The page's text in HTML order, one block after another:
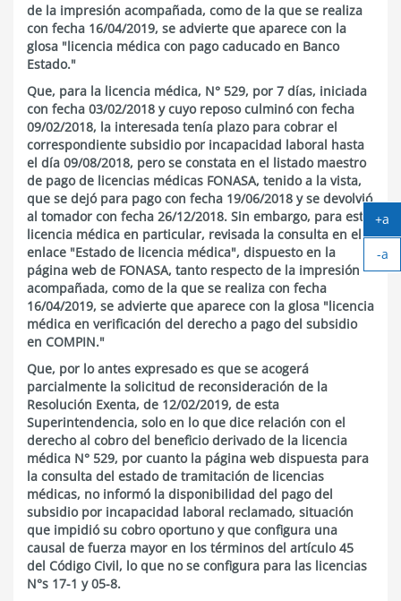
de la impresión acompañada, como de la que se realiza
con fecha 16/04/2019, se advierte que aparece con la
glosa "licencia médica con pago caducado en Banco
Estado."
Que, para la licencia médica, N° 529, por 7 días, iniciada
con fecha 03/02/2018 y cuyo reposo culminó con fecha
09/02/2018, la interesada tenía plazo para cobrar el
correspondiente subsidio por incapacidad laboral hasta
el día 09/08/2018, pero se constata en el listado maestro
de pago de licencias médicas FONASA, tenido a la vista,
que se dejó para pago con fecha 19/06/2018 y se devolvió
al tomador con fecha 26/12/2018. Sin embargo, para esta
licencia médica en particular, revisada la consulta en el
enlace "Estado de licencia médica", dispuesto en la
página web de FONASA, tanto respecto de la impresión
acompañada, como de la que se realiza con fecha
16/04/2019, se advierte que aparece con la glosa "licencia
médica en verificación del derecho a pago del subsidio
en COMPIN."
Que, por lo antes expresado es que se acogerá
parcialmente la solicitud de reconsideración de la
Resolución Exenta, de 12/02/2019, de esta
Superintendencia, solo en lo que dice relación con el
derecho al cobro del beneficio derivado de la licencia
médica N° 529, por cuanto la página web dispuesta para
la consulta del estado de tramitación de licencias
médicas, no informó la disponibilidad del pago del
subsidio por incapacidad laboral reclamado, situación
que impidió su cobro oportuno y que configura una
causal de fuerza mayor en los términos del artículo 45
del Código Civil, lo que no se configura para las licencias
N°s 17-1 y 05-8.
+a
-a